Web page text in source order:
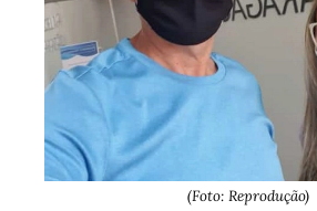
(Foto: Reprodução)